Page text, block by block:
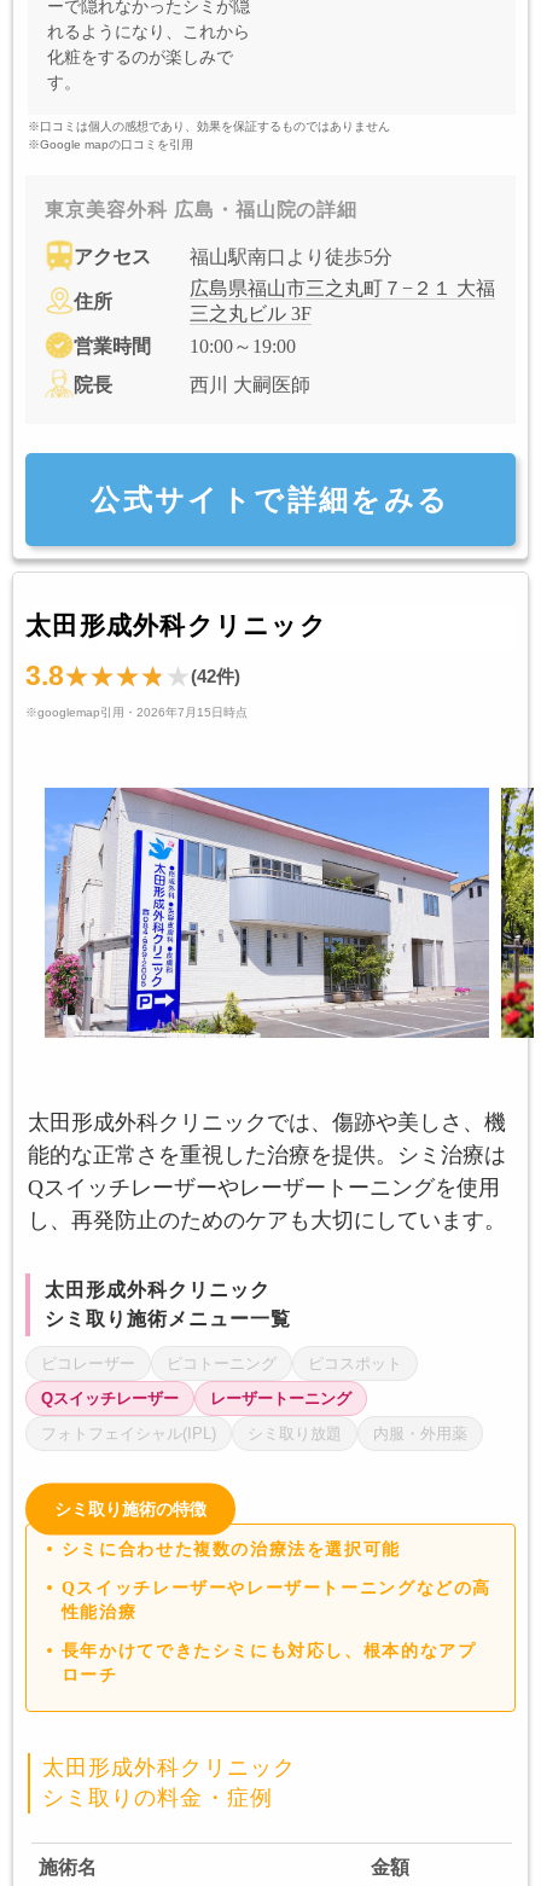
ーで隠れなかったシミが隠
れるようになり、これから
化粧をするのが楽しみで
す。
※口コミは個人の感想であり、効果を保証するものではありません
※Google mapの口コミを引用
東京美容外科 広島・福山院の詳細
アクセス 福山駅南口より徒歩5分
住所
広島県福山市三之丸町７−２１ 大福
三之丸ビル 3F
営業時間
10:00～19:00
院長
西川 大嗣医師
公式サイトで詳細をみる
太田形成外科クリニック
3.8 (42件)
※googlemap引用・2026年7月15日時点
太田形成外科クリニックでは、傷跡や美しさ、機
能的な正常さを重視した治療を提供。シミ治療は
Qスイッチレーザーやレーザートーニングを使用
し、再発防止のためのケアも大切にしています。
太田形成外科クリニック
シミ取り施術メニュー一覧
ピコレーザー ピコトーニング
ピコスポット
Qスイッチレーザー
レーザートーニング
フォトフェイシャル(IPL)
シミ取り放題 内服・外用薬
シミ取り施術の特徴
シミに合わせた複数の治療法を選択可能
Qスイッチレーザーやレーザートーニングなどの高
性能治療
長年かけてできたシミにも対応し、根本的なアプ
ローチ
太田形成外科クリニック
シミ取りの料金・症例
施術名 金額